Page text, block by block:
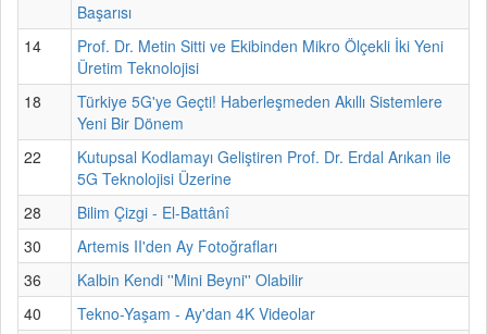
Başarısı
14
Prof. Dr. Metin Sitti ve Ekibinden Mikro Ölçekli İki Yeni
Üretim Teknolojisi
18
Türkiye 5G'ye Geçti! Haberleşmeden Akıllı Sistemlere
Yeni Bir Dönem
22
Kutupsal Kodlamayı Geliştiren Prof. Dr. Erdal Arıkan ile
5G Teknolojisi Üzerine
28
Bilim Çizgi - El-Battânî
30
Artemis II'den Ay Fotoğrafları
36
Kalbin Kendi ''Mini Beyni'' Olabilir
40
Tekno-Yaşam - Ay'dan 4K Videolar